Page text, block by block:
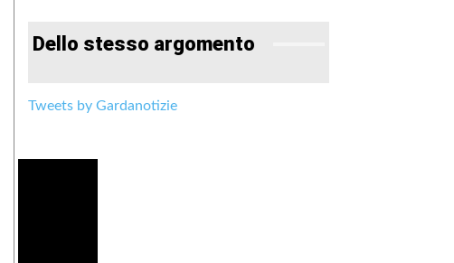
Dello stesso argomento
Tweets by Gardanotizie